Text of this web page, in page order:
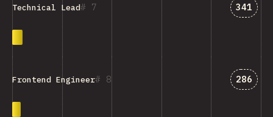
7
Technical Lead 341
8
Frontend Engineer 286